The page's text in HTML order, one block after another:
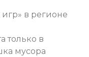
в регионе
только в
мусора